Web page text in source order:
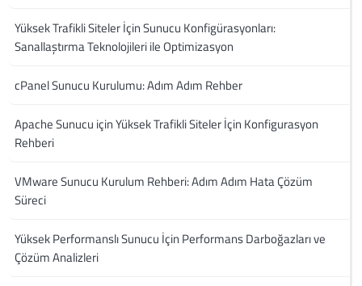
Yüksek Trafikli Siteler İçin Sunucu Konfigürasyonları:
Sanallaştırma Teknolojileri ile Optimizasyon
cPanel Sunucu Kurulumu: Adım Adım Rehber
Apache Sunucu için Yüksek Trafikli Siteler İçin Konfigurasyon
Rehberi
VMware Sunucu Kurulum Rehberi: Adım Adım Hata Çözüm
Süreci
Yüksek Performanslı Sunucu İçin Performans Darboğazları ve
Çözüm Analizleri